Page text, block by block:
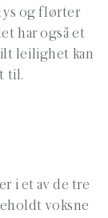
og flørter
har også et
leilighet kan
til.
i et av de tre
voksne